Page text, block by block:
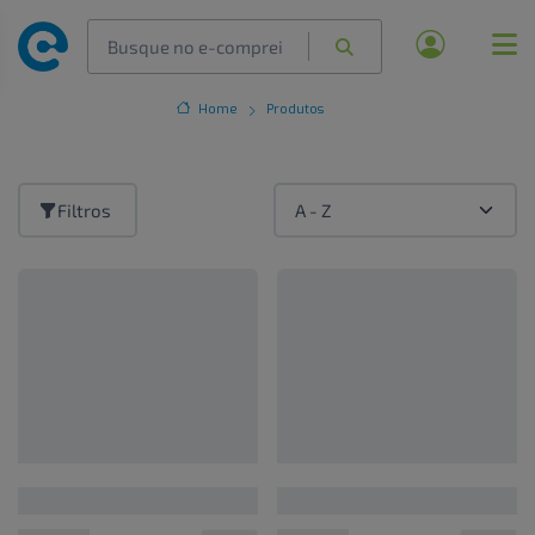
Home Produtos
Filtros